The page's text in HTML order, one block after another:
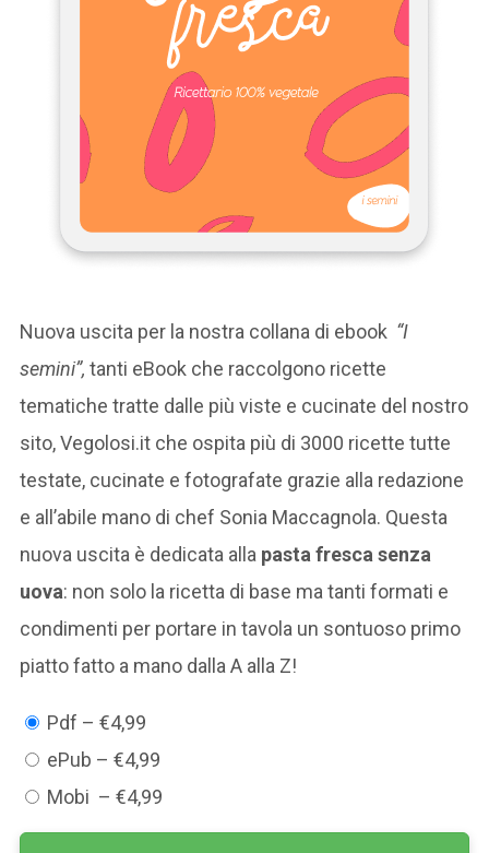
Nuova uscita per la nostra collana di ebook “I
semini”, tanti eBook che raccolgono ricette
tematiche tratte dalle più viste e cucinate del nostro
sito, Vegolosi.it che ospita più di 3000 ricette tutte
testate, cucinate e fotografate grazie alla redazione
e all’abile mano di chef Sonia Maccagnola. Questa
nuova uscita è dedicata alla pasta fresca senza
uova: non solo la ricetta di base ma tanti formati e
condimenti per portare in tavola un sontuoso primo
piatto fatto a mano dalla A alla Z!
Pdf – €4,99
ePub – €4,99
Mobi – €4,99